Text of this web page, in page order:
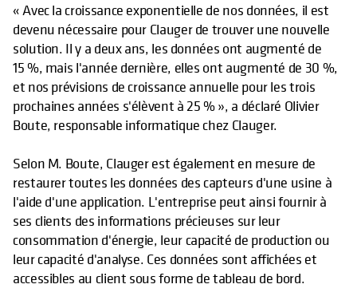
« Avec la croissance exponentielle de nos données, il est
devenu nécessaire pour Clauger de trouver une nouvelle
solution. Il y a deux ans, les données ont augmenté de
15 %, mais l'année dernière, elles ont augmenté de 30 %,
et nos prévisions de croissance annuelle pour les trois
prochaines années s'élèvent à 25 % », a déclaré Olivier
Boute, responsable informatique chez Clauger.
Selon M. Boute, Clauger est également en mesure de
restaurer toutes les données des capteurs d'une usine à
l'aide d'une application. L'entreprise peut ainsi fournir à
ses clients des informations précieuses sur leur
consommation d'énergie, leur capacité de production ou
leur capacité d'analyse. Ces données sont affichées et
accessibles au client sous forme de tableau de bord.